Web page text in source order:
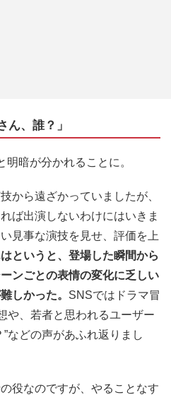
ん、誰？」
暗が分かれることに。
から遠ざかっていましたが、
ば出演しないわけにはいきま
見事な演技を見せ、評価を上
というと、登場した瞬間から
ンごとの表情の変化に乏しい
しかった。 SNSではドラマ冒
や、若者と思われるユーザー
などの声があふれ返りまし
役なのですが、やることなす